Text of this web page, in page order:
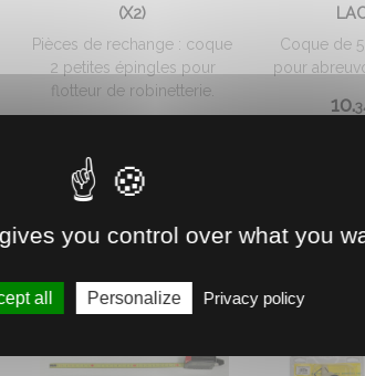
(X2)
Pièces de rechange : coque
2 petites épingles pour
flotteur de robinetterie.
Coque de
pour
10.
you control over what you
all Personalize Privacy policy